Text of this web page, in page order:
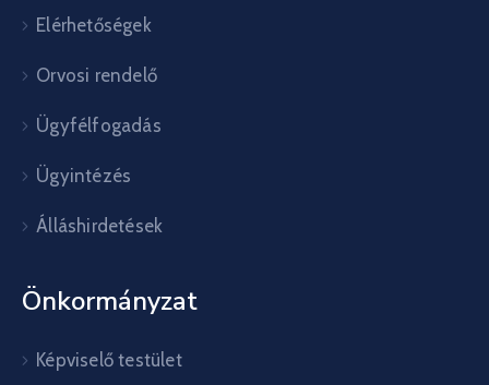
Elérhetőségek
Orvosi rendelő
Ügyfélfogadás
Ügyintézés
Álláshirdetések
Önkormányzat
Képviselő testület